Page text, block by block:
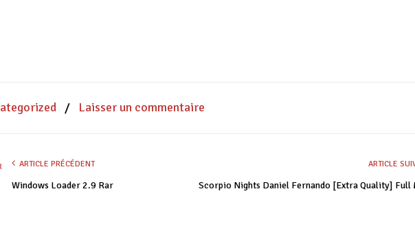
/ Laisser un commentaire
ARTICLE PRÉCÉDENT
Windows Loader 2.9 Rar
ARTICLE
Scorpio Nights Daniel Fernando [Extra Quality] Full